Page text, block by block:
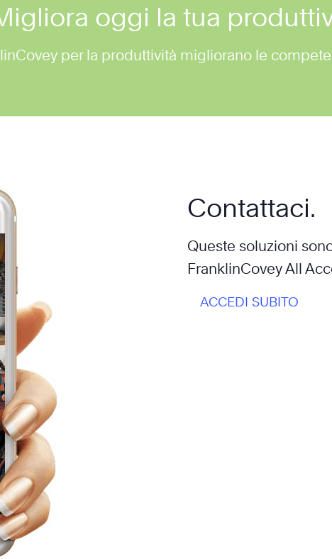
oggi la tua
per la produttività migliorano le
Contattaci.
Queste soluzioni
FranklinCovey All
ACCEDI SUBITO